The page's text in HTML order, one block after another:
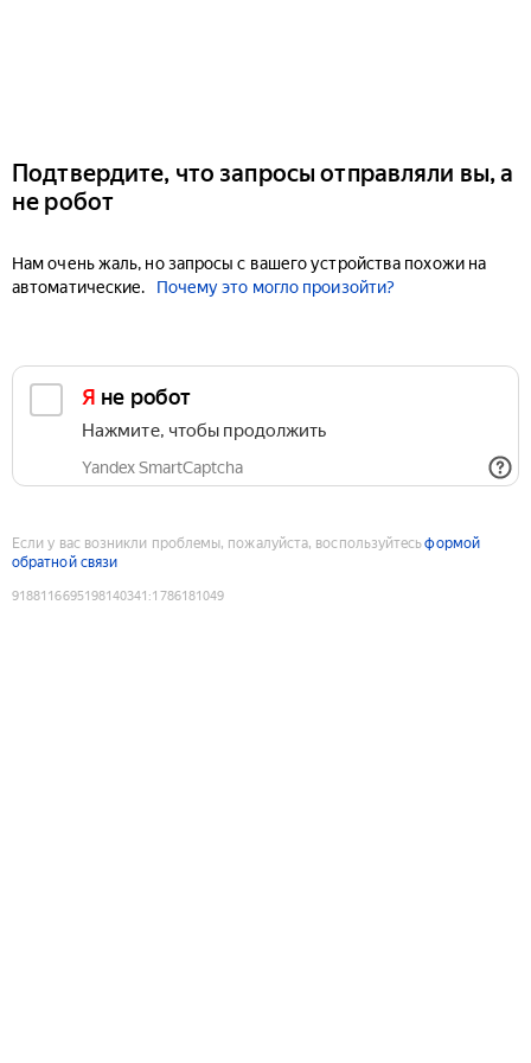
Подтвердите, что запросы отправляли вы, а
не робот
Нам очень жаль, но запросы с вашего устройства похожи на
автоматические.
Почему это могло произойти?
Я не робот
Нажмите, чтобы продолжить
Yandex SmartCaptcha
Если у вас возникли проблемы, пожалуйста, воспользуйтесьформой
обратной связи
9188116695198140341 :1786181049